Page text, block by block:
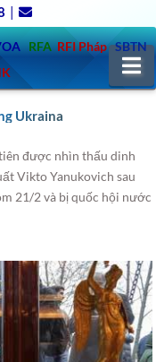
|
RFA RFI Pháp SBTN
Ukraina
được nhìn thấu dinh
Vikto Yanukovich sau
21/2 và bị quốc hội nước